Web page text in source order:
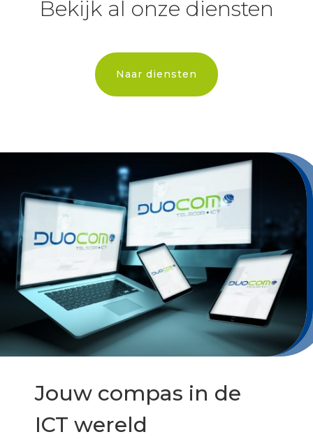
Bekijk al onze diensten
Naar diensten
Jouw compas in de
ICT wereld